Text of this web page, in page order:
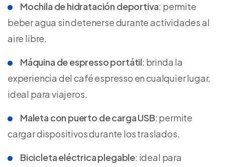
Mochila de hidratación deportiva: permite
beber agua sin detenerse durante actividades al
aire libre.
Máquina de espresso portátil: brinda la
experiencia del café espresso en cualquier lugar,
ideal para viajeros.
Maleta con puerto de carga USB: permite
cargar dispositivos durante los traslados.
Bicicleta eléctrica plegable: ideal para